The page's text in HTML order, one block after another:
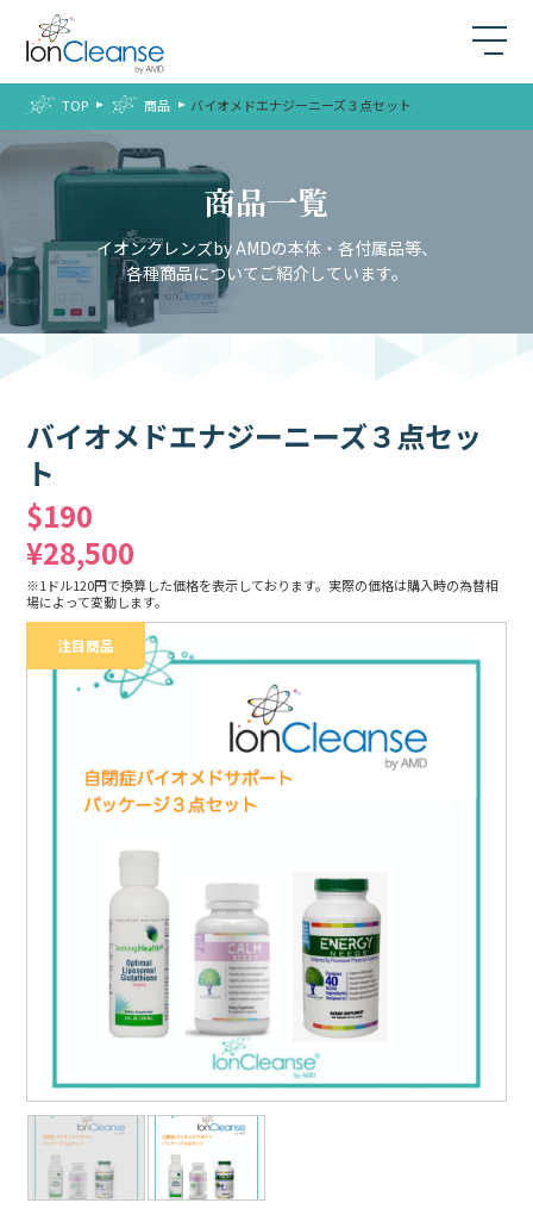
TOP 商品 バイオメドエナジーニーズ３点セット
商品一覧
イオンクレンズby AMDの本体・各付属品等、
各種商品についてご紹介しています。
バイオメドエナジーニーズ３点セッ
ト
$190
¥28,500
※1ドル120円で換算した価格を表示しております。実際の価格は購入時の為替相
場によって変動します。
注目商品